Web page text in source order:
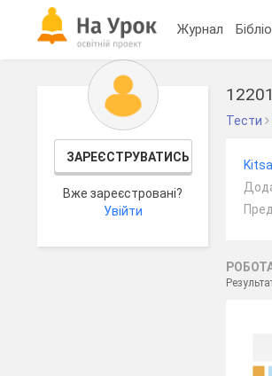
Журнал
ЗАРЕЄСТРУВАТИСЬ
Вже зареєстровані?
Увійти
Тести